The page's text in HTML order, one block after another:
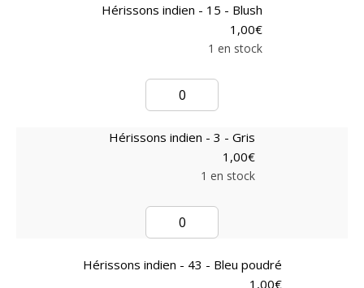
Hérissons indien - 15 - Blush
1,00€
1 en stock
Hérissons indien - 3 - Gris
1,00€
1 en stock
Hérissons indien - 43 - Bleu poudré
1,00€